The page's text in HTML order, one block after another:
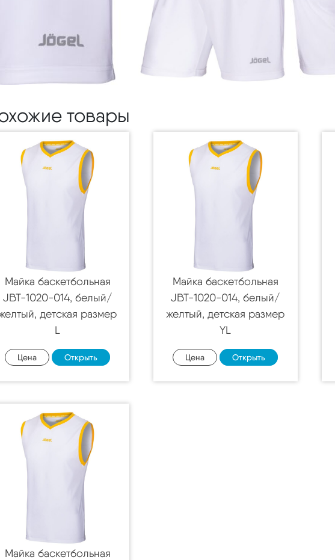
товары
Майка баскетбольная
JBT-1020-014, белый/
детская размер
L
Цена Открыть
Майка баскетбольная
JBT-1020-014, белый/
желтый, детская размер
YL
Цена Открыть
Майка баскетбольная